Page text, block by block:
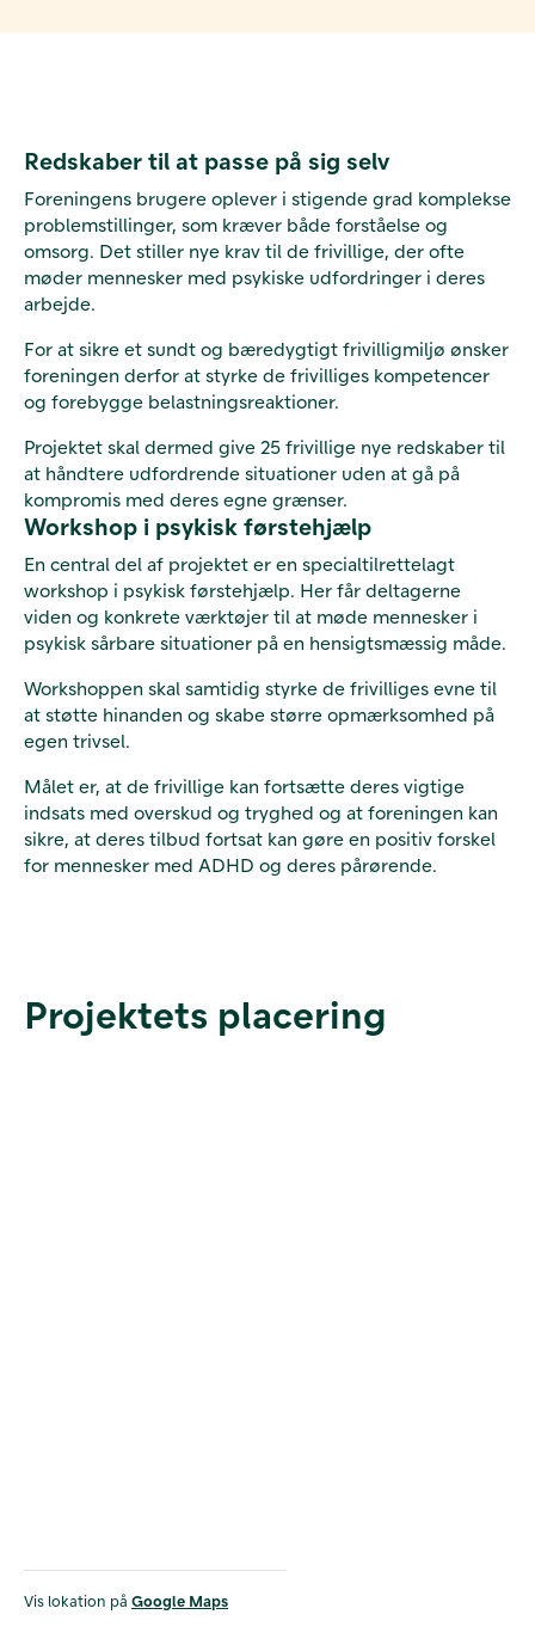
Redskaber til at passe på sig selv
Foreningens brugere oplever i stigende grad komplekse
problemstillinger, som kræver både forståelse og
omsorg. Det stiller nye krav til de frivillige, der ofte
møder mennesker med psykiske udfordringer i deres
arbejde.
For at sikre et sundt og bæredygtigt frivilligmiljø ønsker
foreningen derfor at styrke de frivilliges kompetencer
og forebygge belastningsreaktioner.
Projektet skal dermed give 25 frivillige nye redskaber til
at håndtere udfordrende situationer uden at gå på
kompromis med deres egne grænser.
Workshop i psykisk førstehjælp
En central del af projektet er en specialtilrettelagt
workshop i psykisk førstehjælp. Her får deltagerne
viden og konkrete værktøjer til at møde mennesker i
psykisk sårbare situationer på en hensigtsmæssig måde.
Workshoppen skal samtidig styrke de frivilliges evne til
at støtte hinanden og skabe større opmærksomhed på
egen trivsel.
Målet er, at de frivillige kan fortsætte deres vigtige
indsats med overskud og tryghed og at foreningen kan
sikre, at deres tilbud fortsat kan gøre en positiv forskel
for mennesker med ADHD og deres pårørende.
Projektets placering
Vis lokation på Google Maps